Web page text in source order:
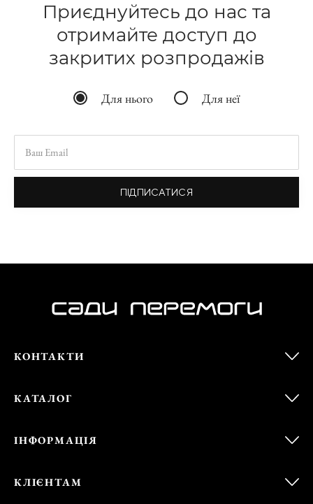
Приєднуйтесь до нас та
отримайте доступ до
закритих розпродажів
Для нього Для неї
ПІДПИСАТИСЯ
КОНТАКТИ
КАТАЛОГ
ІНФОРМАЦІЯ
КЛІЄНТАМ